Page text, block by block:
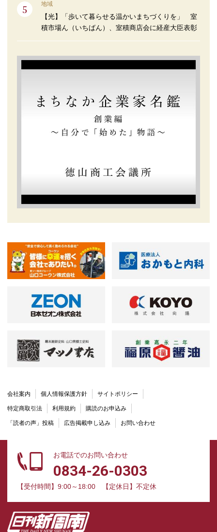
地域
【光】「歩いて暮らせる温かいまちづくりを」 室
積市場ん（いちばん）、室積商店会に経産大臣表彰
会社案内 個人情報保護方針 サイトポリシー
特定商取引法 利用規約 購読のお申込み
「読者の声」投稿 広告掲載申し込み お問い合わせ
お電話でのお問い合わせ
0834-26-0303
【受付時間】9:00～18:00 【定休日】不定休